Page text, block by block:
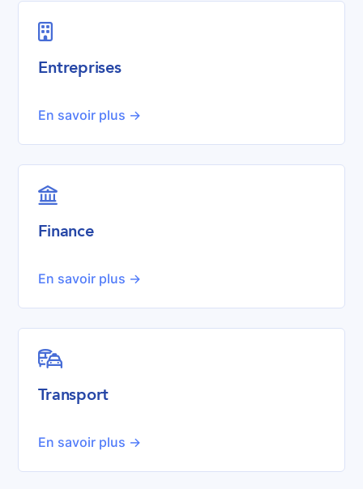

Entreprises
En savoir plus ->

Finance
En savoir plus ->

Transport
En savoir plus ->